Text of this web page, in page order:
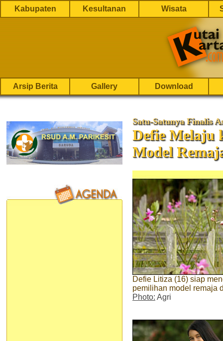
Kabupaten Kesultanan Wisata
Arsip Berita Gallery Download
Satu-Satunya Finalis
Defie Melaju
Model
Defie Litiza (16) siap
pemilihan model remaja
Photo: Agri